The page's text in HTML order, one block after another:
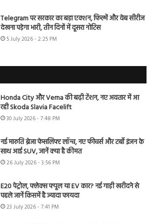
Telegram पर सरकार का बड़ा एक्शन, फिल्में और वेब सीरीज
देखना पड़ेगा भारी, तीन दिनों में दूसरा नोटिस
5 July 2026 - 2:25 PM
Honda City और Verna की बढ़ी टेंशन, नए अवतार में आ
रही Skoda Slavia Facelift
30 July 2026 - 7:48 PM
नई मारुति ब्रेजा फेसलिफ्ट लॉन्च, नए फीचर्स और टर्बो इंजन के
साथ आई SUV, जानें क्या है कीमत
26 July 2026 - 3:56 PM
E20 पेट्रोल, फ्लेक्स फ्यूल या EV कार? नई गाड़ी खरीदने से
पहले जानें किसमें है ज्यादा फायदा
23 July 2026 - 7:41 PM